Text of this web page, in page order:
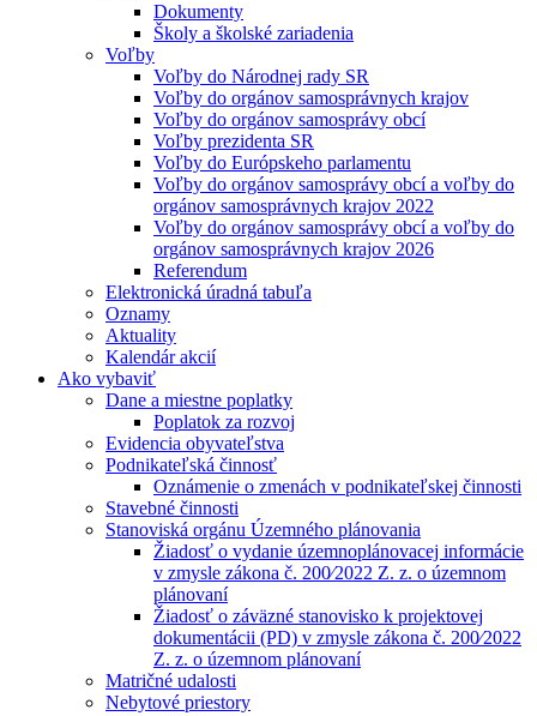
Dokumenty
Školy a školské zariadenia
Voľby
Voľby do Národnej rady SR
Voľby do orgánov samosprávnych krajov
Voľby do orgánov samosprávy obcí
Voľby prezidenta SR
Voľby do Európskeho parlamentu
Voľby do orgánov samosprávy obcí a voľby do
orgánov samosprávnych krajov 2022
Voľby do orgánov samosprávy obcí a voľby do
orgánov samosprávnych krajov 2026
Referendum
Elektronická úradná tabuľa
Oznamy
Aktuality
Kalendár akcií
Ako vybaviť
Dane a miestne poplatky
Poplatok za rozvoj
Evidencia obyvateľstva
Podnikateľská činnosť
Oznámenie o zmenách v podnikateľskej činnosti
Stavebné činnosti
Stanoviská orgánu Územného plánovania
Žiadosť o vydanie územnoplánovacej informácie
v zmysle zákona č. 200⁄2022 Z. z. o územnom
plánovaní
Žiadosť o záväzné stanovisko k projektovej
dokumentácii (PD) v zmysle zákona č. 200⁄2022
Z. z. o územnom plánovaní
Matričné udalosti
Nebytové priestory